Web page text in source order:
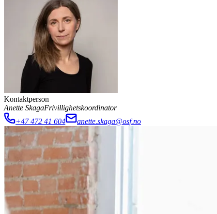
Kontaktperson
Anette SkagaFrivillighetskoordinator
+47 472 41 604
anette.skaga@osf.no